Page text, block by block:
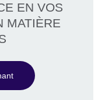
EN VOS
MATIÈRE